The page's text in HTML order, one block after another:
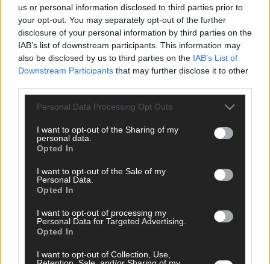
us or personal information disclosed to third parties prior to
your opt-out. You may separately opt-out of the further
disclosure of your personal information by third parties on the
IAB’s list of downstream participants. This information may
also be disclosed by us to third parties on the IAB’s List of
Downstream Participants that may further disclose it to other
Personal Data Processing Opt Outs
I want to opt-out of the Sharing of my
personal data.
Opted In
I want to opt-out of the Sale of my
Personal Data.
Opted In
I want to opt-out of processing my
Personal Data for Targeted Advertising.
Opted In
I want to opt-out of Collection, Use,
AD